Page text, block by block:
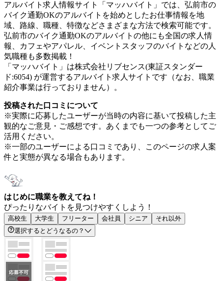
アルバイト求人情報サイト「マッハバイト」では、弘前市の
バイク通勤OKのアルバイトを始めとしたお仕事情報を地
域、路線、職種、特徴などさまざまな方法で検索可能です。
弘前市のバイク通勤OKのアルバイトの他にも全国の求人情
報、カフェやアパレル、イベントスタッフのバイトなどの人
気職種も多数掲載！
「マッハバイト」は株式会社リブセンス(東証スタンダー
ド:6054) が運営するアルバイト求人サイトです（なお、職業
紹介事業は行っておりません）。
投稿された口コミについて
※実際に応募したユーザーが当時の内容に基いて投稿した主
観的なご意見・ご感想です。あくまでも一つの参考としてご
活用ください。
※一部のユーザーによる口コミであり、このページの求人案
件と実態が異なる場合もあります。
はじめに職業を教えてね！
ぴったりなバイトを見つけやすくしよう！
高校生 大学生 フリーター 会社員 シニア
それ以外
選択するとどうなるの？